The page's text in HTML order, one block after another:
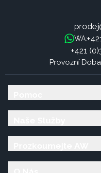
WA:
+421
Provozní